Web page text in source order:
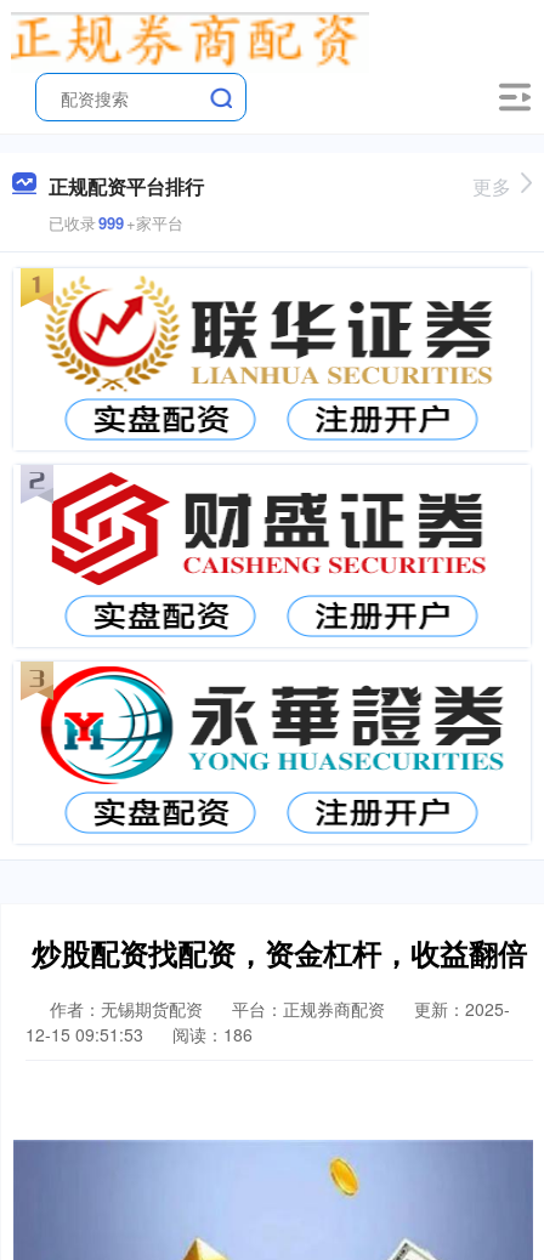
正规配资平台排行
已收录999+家平台
更多
炒股配资找配资，资金杠杆，收益翻倍
作者：无锡期货配资 平台：正规券商配资
更新：2025-
12-15 09:51:53
阅读：186